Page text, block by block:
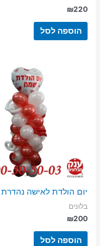
₪220
הוספה לסל
יום הולדת לאישה נהדרת
בלונים
₪200
הוספה לסל